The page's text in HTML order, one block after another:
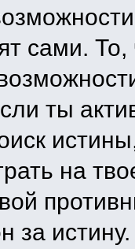
сами. То,
ты
на
за истину.